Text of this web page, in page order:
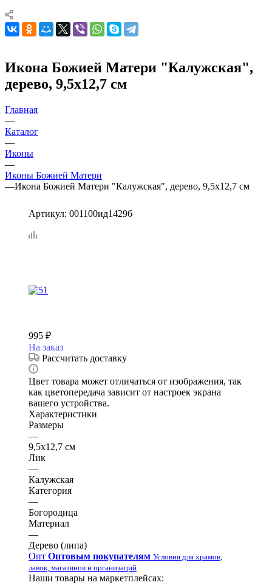
Икона Божией Матери "Калужская",
дерево, 9,5х12,7 см
Главная
—
Каталог
—
Иконы
—
Иконы Божией Матери
—Икона Божией Матери "Калужская", дерево, 9,5х12,7 см
Артикул: 001100ид14296
995 ₽
На заказ
Рассчитать доставку
Цвет товара может отличаться от изображения, так
как цветопередача зависит от настроек экрана
вашего устройства.
Характеристики
Размеры
—
9,5х12,7 см
Лик
—
Калужская
Категория
—
Богородица
Материал
—
Дерево (липа)
Опт Оптовым покупателям Условия для храмов,
лавок, магазинов и организаций
Наши товары на маркетплейсах: